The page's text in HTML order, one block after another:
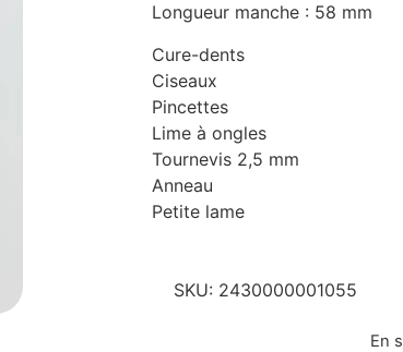
Longueur manche : 58 mm
Cure-dents
Ciseaux
Pincettes
Lime à ongles
Tournevis 2,5 mm
Anneau
Petite lame
SKU: 2430000001055
En